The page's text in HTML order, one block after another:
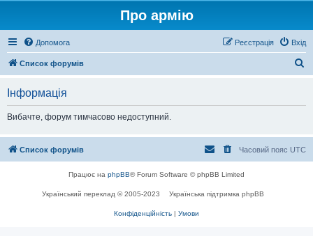
Про армію
Допомога Вхід
Реєстрація
Список форумів
Інформація
Вибачте, форум тимчасово недоступний.
Список форумів Часовий пояс UTC
Працює на phpBB® Forum Software © phpBB Limited
Український переклад © 2005-2023 Українська підтримка phpBB
Конфіденційність | Умови